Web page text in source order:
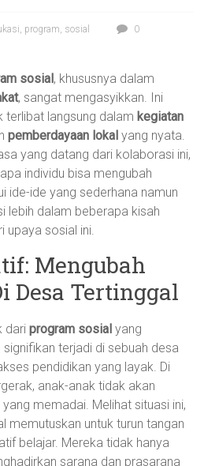
, program, sosial
0
sosial, khususnya dalam
, sangat mengasyikkan. Ini
terlibat langsung dalam kegiatan
pemberdayaan lokal yang nyata.
yang datang dari kolaborasi ini,
individu bisa mengubah
ide-ide yang sederhana namun
lebih dalam beberapa kisah
upaya sosial ini.
Mengubah
Desa Tertinggal
dariprogram sosial yang
terjadi di sebuah desa
pendidikan yang layak. Di
anak-anak tidak akan
memadai. Melihat situasi ini,
memutuskan untuk turun tangan
belajar. Mereka tidak hanya
sarana dan prasarana